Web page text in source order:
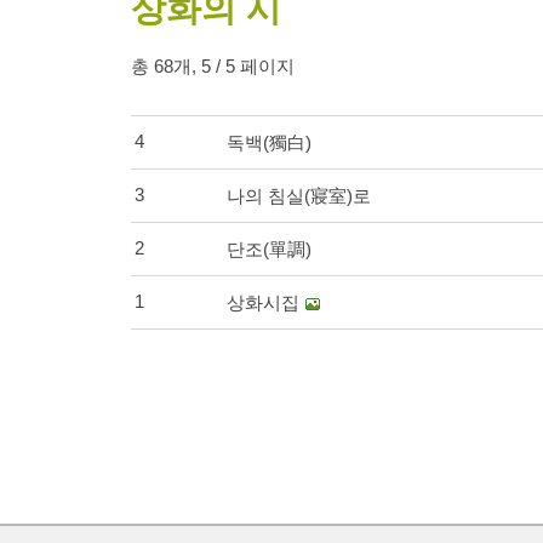
상화의 시
총 68개, 5 / 5 페이지
4 독백(獨白)
3 나의 침실(寢室)로
2 단조(單調)
1 상화시집